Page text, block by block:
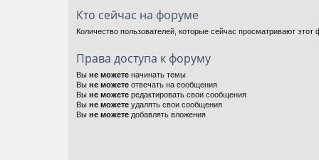
Кто сейчас на форуме
Количество пользователей, которые сейчас просматривают
Права доступа к форуму
Вы не можете начинать темы
Вы не можете отвечать на сообщения
Вы не можете редактировать свои сообщения
Вы не можете удалять свои сообщения
Вы не можете добавлять вложения